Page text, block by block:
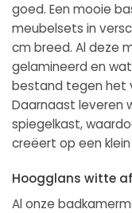
goed. Een mooie
meubelsets in
cm breed. Al deze
gelamineerd en
bestand tegen het
Daarnaast leveren
spiegelkast,
creëert op een
Hoogglans witte
Al onze